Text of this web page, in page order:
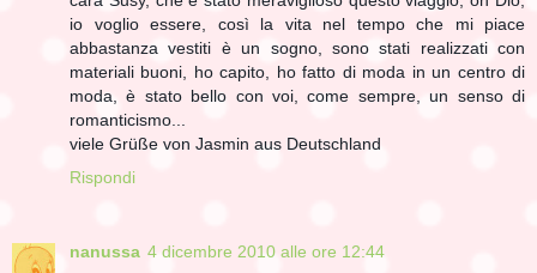
io voglio essere, così la vita nel tempo che mi piace
abbastanza vestiti è un sogno, sono stati realizzati con
materiali buoni, ho capito, ho fatto di moda in un centro di
moda, è stato bello con voi, come sempre, un senso di
romanticismo...
viele Grüße von Jasmin aus Deutschland
Rispondi
nanussa 4 dicembre 2010 alle ore 12:44